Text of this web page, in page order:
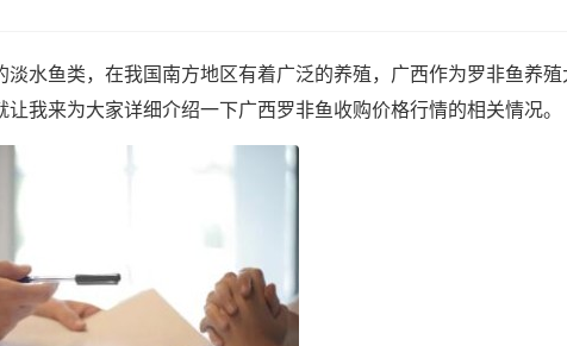
水鱼类，在我国南方地区有着广泛的养殖，广西作为罗非鱼养殖
我来为大家详细介绍一下广西罗非鱼收购价格行情的相关情况。